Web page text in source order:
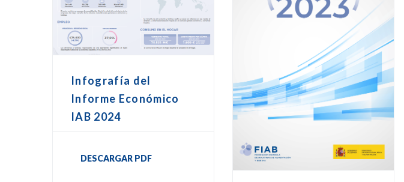
Infografía del
Informe Económico
IAB 2024
DESCARGAR PDF